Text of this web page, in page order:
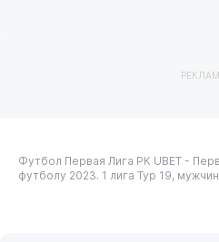
Футбол Первая Лига РК UBET -
футболу 2023. 1 лига Тур 19,